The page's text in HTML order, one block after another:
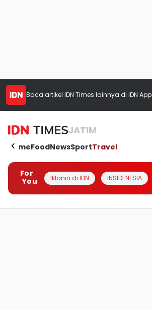
Baca artikel IDN Times lainnya di IDN App
JATIM
HomeFoodNewsSportTravel
For
You
Iklanin di IDN INSIDENESIA